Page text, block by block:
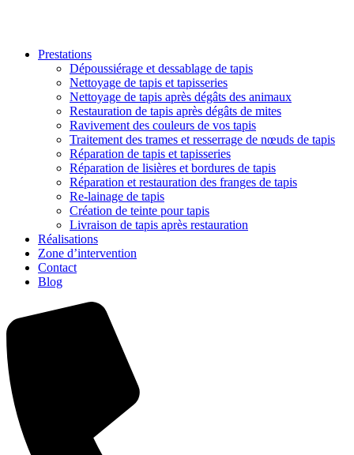
Prestations
Dépoussiérage et dessablage de tapis
Nettoyage de tapis et tapisseries
Nettoyage de tapis après dégâts des animaux
Restauration de tapis après dégâts de mites
Ravivement des couleurs de vos tapis
Traitement des trames et resserrage de nœuds de tapis
Réparation de tapis et tapisseries
Réparation de lisières et bordures de tapis
Réparation et restauration des franges de tapis
Re-lainage de tapis
Création de teinte pour tapis
Livraison de tapis après restauration
Réalisations
Zone d’intervention
Contact
Blog